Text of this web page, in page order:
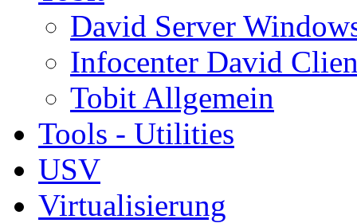
David Server
Infocenter David
Tobit Allgemein
Tools - Utilities
USV
Virtualisierung